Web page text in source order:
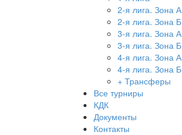
2-я лига. Зона А
2-я лига. Зона Б
3-я лига. Зона А
3-я лига. Зона Б
4-я лига. Зона А
4-я лига. Зона Б
+ Трансферы
Все турниры
КДК
Документы
Контакты